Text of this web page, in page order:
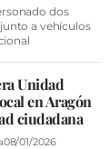
dos
a vehículos
Unidad
en Aragón
ciudadana
08/01/2026